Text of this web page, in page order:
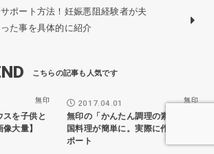
ポート方法！妊娠悪阻経験者が夫
た事を具体的に紹介
無印
スを子供と
大量】
無印
2017.04.01
無印の「かんたん調理の素」で各
国料理が簡単に。実際に作ってレ
ポート